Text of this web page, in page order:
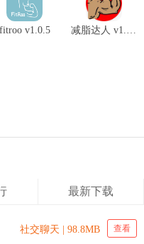
fitroo v1.0.5
最新下载
社交聊天 | 98.8MB 查看